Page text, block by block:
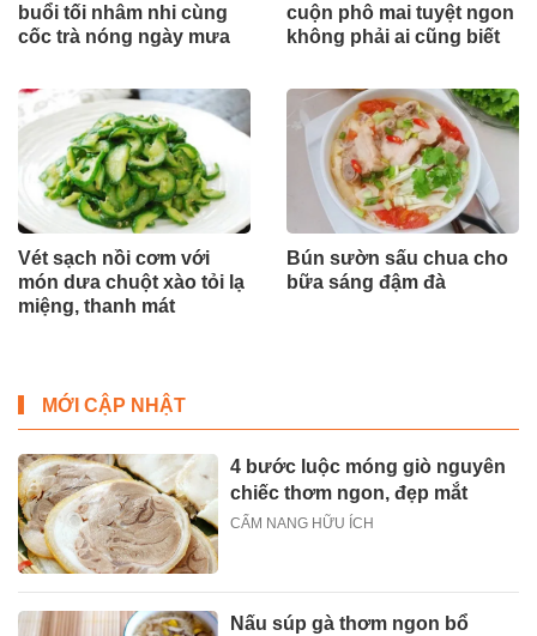
buổi tối nhâm nhi cùng
cốc trà nóng ngày mưa
cuộn phô mai tuyệt ngon
không phải ai cũng biết
Vét sạch nồi cơm với
món dưa chuột xào tỏi lạ
miệng, thanh mát
Bún sườn sấu chua cho
bữa sáng đậm đà
MỚI CẬP NHẬT
4 bước luộc móng giò nguyên
chiếc thơm ngon, đẹp mắt
CẨM NANG HỮU ÍCH
Nấu súp gà thơm ngon bổ